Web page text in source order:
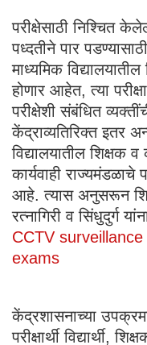
परीक्षेसाठी निश्चित
पध्दतीने पार
माध्यमिक विद्यालयातील
होणार आहेत, त्या
परीक्षेशी संबंधित
केंद्राव्यतिरिक्त इतर
विद्यालयातील शिक्षक
कार्यवाही
आहे. त्यास अनुसरून
रत्नागिरी व सिंधुदुर्ग
CCTV
exams
केंद्रशासनाच्या
परीक्षार्थी विद्यार्थी,